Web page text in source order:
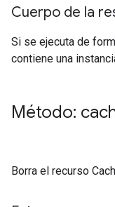
Cuerpo de la
Si se ejecuta de
contiene una
Método:
Borra el recurso